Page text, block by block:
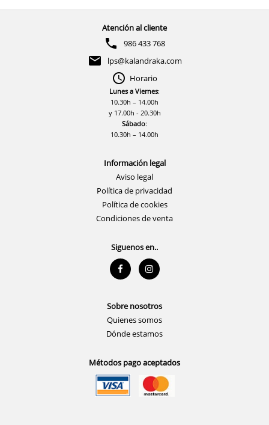
Atención al cliente
986 433 768
lps@kalandraka.com
Horario
Lunes a Viernes:
10.30h – 14.00h
y 17.00h - 20.30h
Sábado:
10.30h – 14.00h
Información legal
Aviso legal
Política de privacidad
Política de cookies
Condiciones de venta
Siguenos en..
Sobre nosotros
Quienes somos
Dónde estamos
Métodos pago aceptados